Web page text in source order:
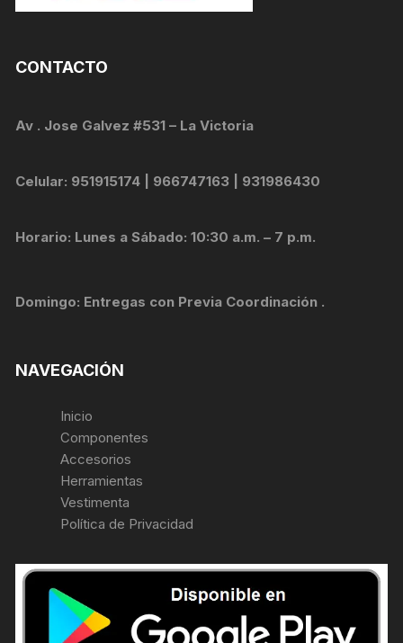
CONTACTO
Av . Jose Galvez #531 – La Victoria
Celular: 951915174 | 966747163 | 931986430
Horario: Lunes a Sábado: 10:30 a.m. – 7 p.m.
Domingo: Entregas con Previa Coordinación .
NAVEGACIÓN
Inicio
Componentes
Accesorios
Herramientas
Vestimenta
Política de Privacidad